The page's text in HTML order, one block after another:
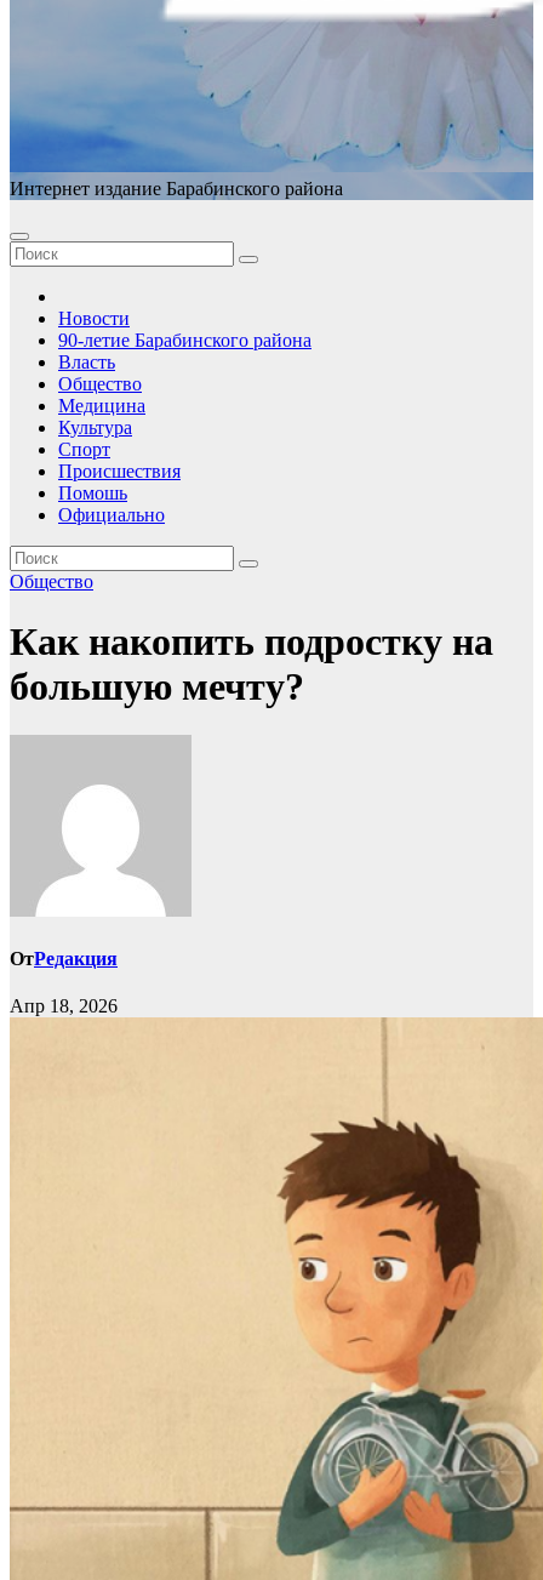
Интернет издание Барабинского района
Новости
90-летие Барабинского района
Власть
Общество
Медицина
Культура
Спорт
Происшествия
Помошь
Официально
Общество
Как накопить подростку на
большую мечту?
ОтРедакция
Апр 18, 2026